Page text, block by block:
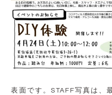
表面です。STAFF写真は、